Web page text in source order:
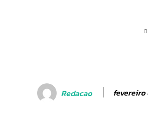
Redacao fevereiro